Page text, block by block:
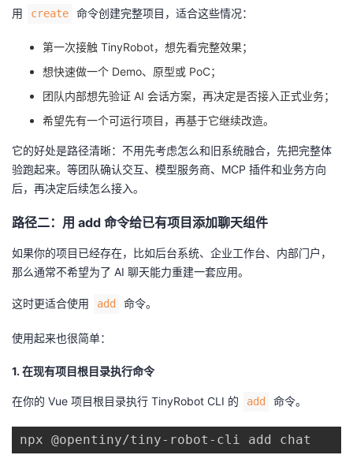
用 create 命令创建完整项目，适合这些情况：
第一次接触 TinyRobot，想先看完整效果；
想快速做一个 Demo、原型或 PoC；
团队内部想先验证 AI 会话方案，再决定是否接入正式业务；
希望先有一个可运行项目，再基于它继续改造。
它的好处是路径清晰：不用先考虑怎么和旧系统融合，先把完整体
验跑起来。等团队确认交互、模型服务商、MCP 插件和业务方向
后，再决定后续怎么接入。
路径二：用 add 命令给已有项目添加聊天组件
如果你的项目已经存在，比如后台系统、企业工作台、内部门户，
那么通常不希望为了 AI 聊天能力重建一套应用。
这时更适合使用 add 命令。
使用起来也很简单：
1. 在现有项目根目录执行命令
在你的 Vue 项目根目录执行 TinyRobot CLI 的 add 命令。